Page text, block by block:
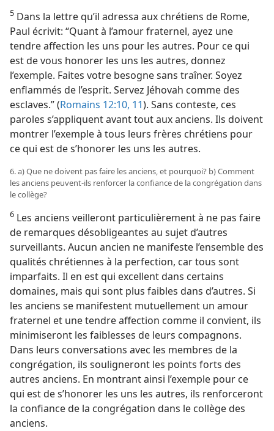
5 Dans la lettre qu’il adressa aux chrétiens de Rome,
Paul écrivit: “Quant à l’amour fraternel, ayez une
tendre affection les uns pour les autres. Pour ce qui
est de vous honorer les uns les autres, donnez
l’exemple. Faites votre besogne sans traîner. Soyez
enflammés de l’esprit. Servez Jéhovah comme des
esclaves.” (Romains 12:10, 11). Sans conteste, ces
paroles s’appliquent avant tout aux anciens. Ils doivent
montrer l’exemple à tous leurs frères chrétiens pour
ce qui est de s’honorer les uns les autres.
6. a) Que ne doivent pas faire les anciens, et pourquoi? b) Comment
les anciens peuvent-ils renforcer la confiance de la congrégation dans
le collège?
6 Les anciens veilleront particulièrement à ne pas faire
de remarques désobligeantes au sujet d’autres
surveillants. Aucun ancien ne manifeste l’ensemble des
qualités chrétiennes à la perfection, car tous sont
imparfaits. Il en est qui excellent dans certains
domaines, mais qui sont plus faibles dans d’autres. Si
les anciens se manifestent mutuellement un amour
fraternel et une tendre affection comme il convient, ils
minimiseront les faiblesses de leurs compagnons.
Dans leurs conversations avec les membres de la
congrégation, ils souligneront les points forts des
autres anciens. En montrant ainsi l’exemple pour ce
qui est de s’honorer les uns les autres, ils renforceront
la confiance de la congrégation dans le collège des
anciens.